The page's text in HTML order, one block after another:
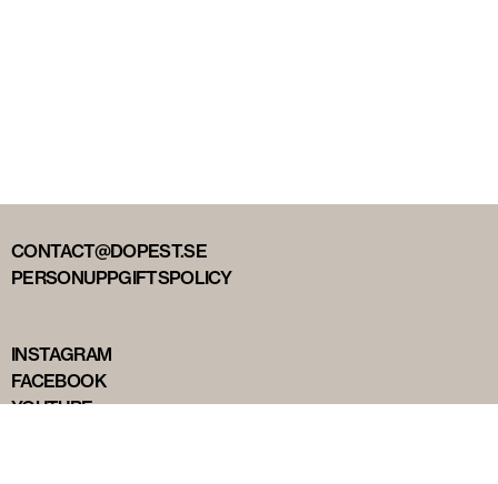
CONTACT@DOPEST.SE
PERSONUPPGIFTSPOLICY
INSTAGRAM
FACEBOOK
YOUTUBE